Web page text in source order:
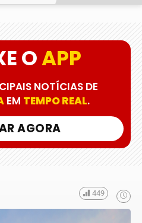
OAPP
NOTÍCIAS DE
EM TEMPO REAL.
AGORA
449